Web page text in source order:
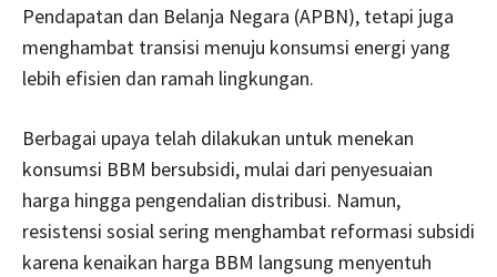
Pendapatan dan Belanja Negara (APBN), tetapi juga
menghambat transisi menuju konsumsi energi yang
lebih efisien dan ramah lingkungan.
Berbagai upaya telah dilakukan untuk menekan
konsumsi BBM bersubsidi, mulai dari penyesuaian
harga hingga pengendalian distribusi. Namun,
resistensi sosial sering menghambat reformasi subsidi
karena kenaikan harga BBM langsung menyentuh